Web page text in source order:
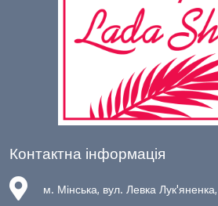
Контактна інформація
м. Мінська, вул. Левка